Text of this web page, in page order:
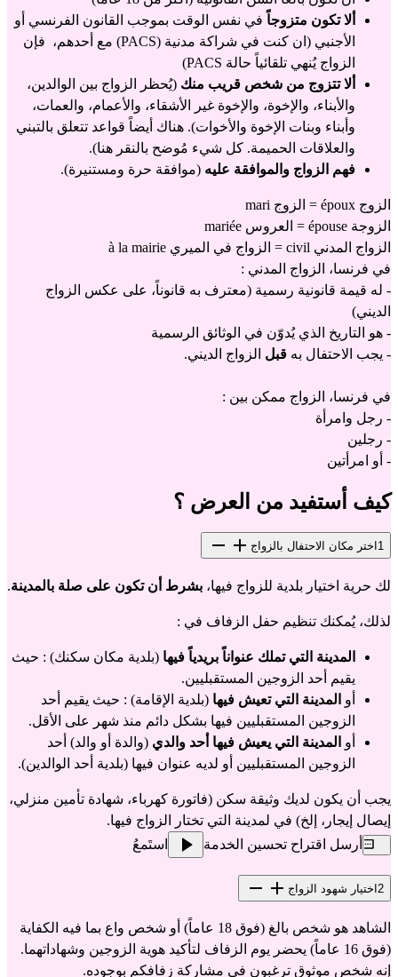
ألا تكون متزوجاً
الزواج يُنهي تلقائياً حالة PACS)
ألا تتزوج من شخص قريب منك
والعلاقات الحميمة. كل شيء مُوضح بالنقر هنا).
فهم الزواج والموافقة عليه (موافقة حرة ومستنيرة).
الزوج époux = الزوج mari
الزوجة épouse = العروس mariée
الزواج المدني civil = الزواج في الميري à la mairie
في فرنسا، الزواج المدني :
الديني)
- هو التاريخ الذي يُدوّن في الوثائق الرسمية
- يجب الاحتفال به قبل الزواج الديني.
في فرنسا، الزواج ممكن بين :
- رجل وامرأة
- رجلين
- أو امرأتين
كيف أستفيد من العرض ؟
1 اختر مكان الاحتفال بالزواج
لك حرية اختيار بلدية للزواج فيها، بشرط أن تكون على صلة بالمدينة.
لذلك، يُمكنك تنظيم حفل الزفاف في :
المدينة التي تملك عنواناً بريدياً فيها
يقيم أحد الزوجين المستقبليين.
أو المدينة التي تعيش فيها
الزوجين المستقبليين فيها بشكل دائم منذ شهر على الأقل.
أو المدينة التي يعيش فيها أحد والدي
الزوجين المستقبليين أو لديه عنوان فيها (بلدية أحد الوالدين).
إيصال إيجار، إلخ) في لمدينة التي تختار الزواج فيها.
أرسل اقتراح تحسين الخدمة
استَمعُ
2اختيار شهود الزواج
إنه شخص موثوق ترغبون في مشاركة زفافكم بوجوده.